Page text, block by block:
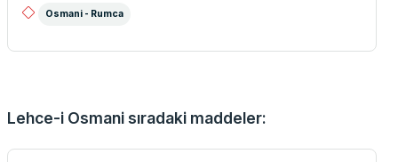
Osmani - Rumca
Lehce-i Osmani sıradaki maddeler: